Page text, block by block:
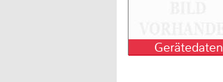
Gerätedaten